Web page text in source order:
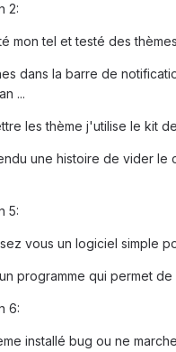
2:
mon tel et testé des
dans la barre de
...
les thème j'utilise le kit
une histoire de vider le
5:
vous un logiciel simple
programme qui permet
6:
installé bug ou ne